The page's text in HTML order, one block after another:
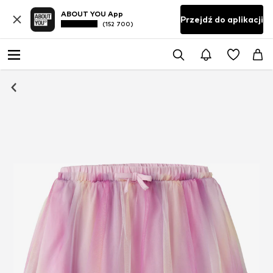
ABOUT YOU App
(152 700) Przejdź do aplikacji